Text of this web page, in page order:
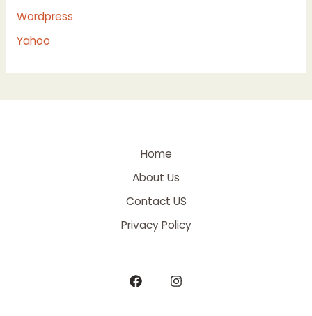
Wordpress
Yahoo
Home
About Us
Contact US
Privacy Policy